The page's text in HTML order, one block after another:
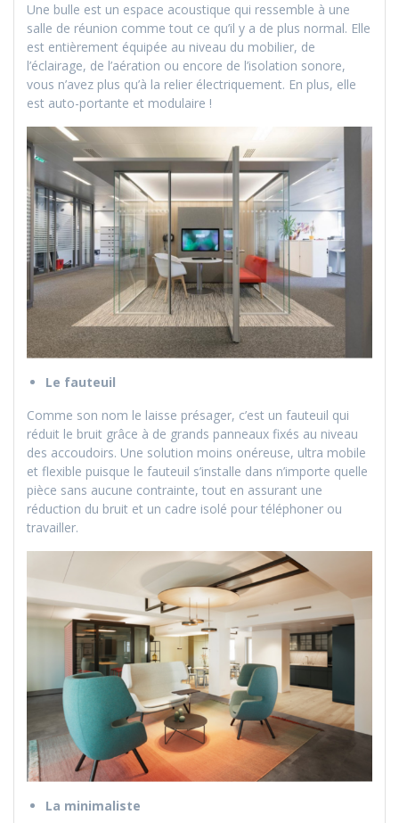
Une bulle est un espace acoustique qui ressemble à une
salle de réunion comme tout ce qu’il y a de plus normal. Elle
est entièrement équipée au niveau du mobilier, de
l’éclairage, de l’aération ou encore de l’isolation sonore,
vous n’avez plus qu’à la relier électriquement. En plus, elle
est auto-portante et modulaire !
Le fauteuil
Comme son nom le laisse présager, c’est un fauteuil qui
réduit le bruit grâce à de grands panneaux fixés au niveau
des accoudoirs. Une solution moins onéreuse, ultra mobile
et flexible puisque le fauteuil s’installe dans n’importe quelle
pièce sans aucune contrainte, tout en assurant une
réduction du bruit et un cadre isolé pour téléphoner ou
travailler.
La minimaliste